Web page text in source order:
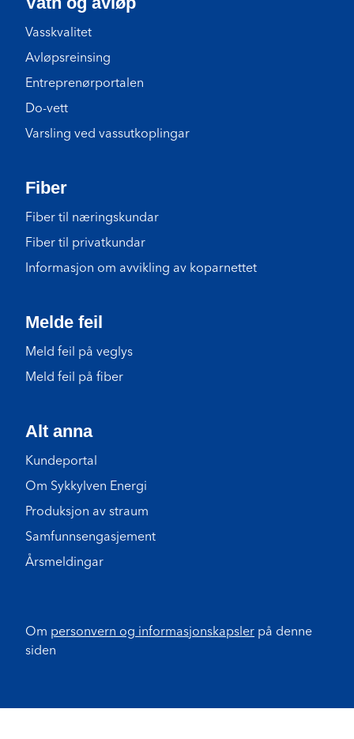
Vasskvalitet
Avløpsreinsing
Entreprenørportalen
Do-vett
Varsling ved vassutkoplingar
Fiber
Fiber til næringskundar
Fiber til privatkundar
Informasjon om avvikling av koparnettet
Melde feil
Meld feil på veglys
Meld feil på fiber
Alt anna
Kundeportal
Om Sykkylven Energi
Produksjon av straum
Samfunnsengasjement
Årsmeldingar
Om personvern og informasjonskapsler på denne
siden